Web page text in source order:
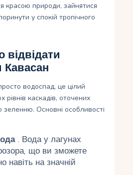
красою природи, зайнятися
у спокій тропічного
відвідати
Кавасан
водоспад, це цілий
рівнів каскадів, оточених
зеленню. Основні особливості
. Вода у лагунах
що ви зможете
навіть на значній